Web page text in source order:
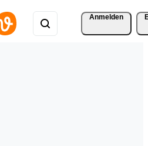
Anmelden